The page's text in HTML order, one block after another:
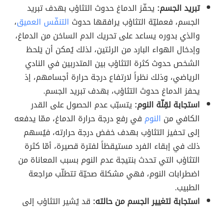
تبريد الجسم: يحفّز الدماغ حدوث التثاؤب بهدف تبريد
الجسم، فعمليّة التثاؤب يرافقها حدوث التنفّس العميق،
والذي بدوره يساعد على تحريك الدم الساخن من الدماغ،
وإدخال الهواء البارد من الرئتين، لذلك يُمكن أن يَلحظ
الشخص حدوث كثرة التثاؤب بين المتدربين في النادي
الرياضي، وذلك نظراً لارتفاع درجة حرارة أجسامهم، إذ
يحفز الدماغ حدوث التثاؤب، بهدف تبريد الجسم.
استجابة لقِلّة النوم: يتسبّب عدم الحصول على القدر
الكافي من النوم في رفع درجة حرارة الدماغ، ممّا يدفعه
إلى تحفيز التثاؤب بهدف خفض درجة حرارته، فيُسهم
ذلك في إبقاء الفرد مستيقظاً لفترة قصيرة، أمّا كثرة
التثاؤب التي تحدث بنتيجة عدم النوم بسبب المعاناة من
اضطرابات النوم، فهي مشكلة صحيّة تتطلّب مراجعة
الطبيب.
استجابة لتغيير الجسم من حالته: قد يُشير التثاؤب إلى